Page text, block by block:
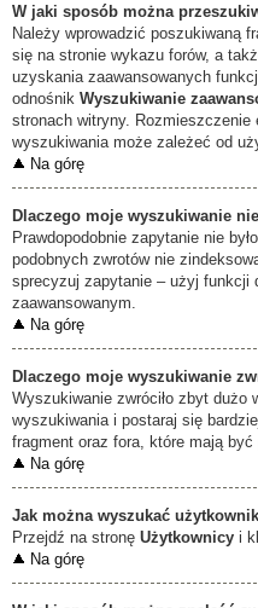
W jaki sposób można
Należy wprowadzić poszukiwaną
się na stronie wykazu forów, a
uzyskania zaawansowanych
odnośnik Wyszukiwanie
stronach witryny.
wyszukiwania może zależeć od
Na górę
Dlaczego moje wyszukiwanie
Prawdopodobnie zapytanie nie
podobnych zwrotów nie
sprecyzuj zapytanie – użyj funkcji
zaawansowanym.
Na górę
Dlaczego moje wyszukiwanie
Wyszukiwanie zwróciło zbyt dużo
wyszukiwania i postaraj się
fragment oraz fora, które mają być
Na górę
Jak można wyszukać
Przejdź na stronę Użytkownicy i
Na górę